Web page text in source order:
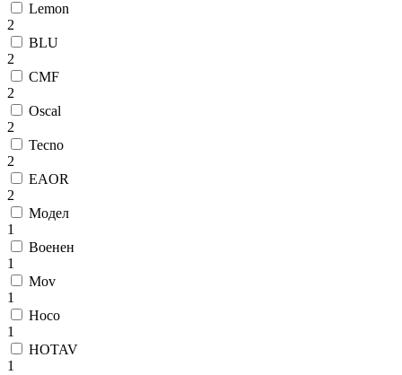
Lemon
2
BLU
2
CMF
2
Oscal
2
Tecno
2
EAOR
2
Модел
1
Военен
1
Mov
1
Hoco
1
HOTAV
1